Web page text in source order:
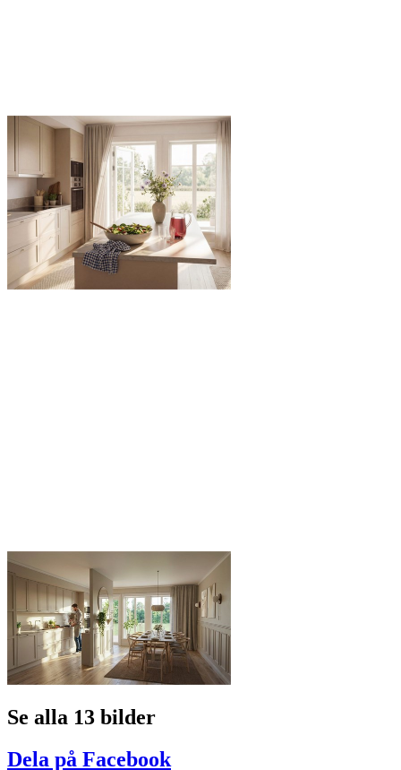
Se alla 13 bilder
Dela på Facebook